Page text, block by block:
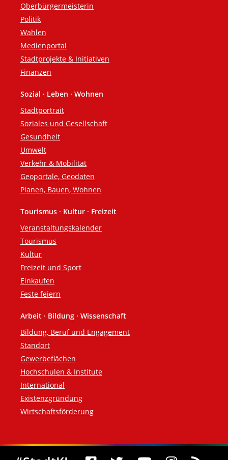
Oberbürgermeisterin
Politik
Wahlen
Medienportal
Stadtprojekte & Initiativen
Finanzen
Sozial · Leben · Wohnen
Stadtportrait
Soziales und Gesellschaft
Gesundheit
Umwelt
Verkehr & Mobilität
Geoportale, Geodaten
Planen, Bauen, Wohnen
Tourismus · Kultur · Freizeit
Veranstaltungskalender
Tourismus
Kultur
Freizeit und Sport
Einkaufen
Feste feiern
Arbeit · Bildung · Wissenschaft
Bildung, Beruf und Engagement
Standort
Gewerbeflächen
Hochschulen & Institute
International
Existenzgründung
Wirtschaftsförderung
Social Media